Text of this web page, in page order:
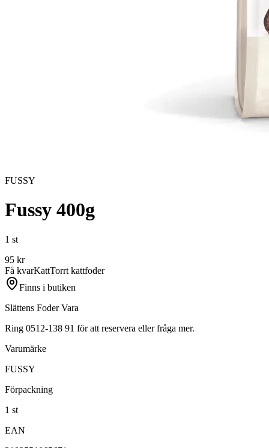
FUSSY
Fussy 400g
1 st
95 kr
Få kvarKattTorrt kattfoder
Finns i butiken
Slättens Foder Vara
Ring 0512-138 91 för att reservera eller fråga mer.
Varumärke
FUSSY
Förpackning
1 st
EAN